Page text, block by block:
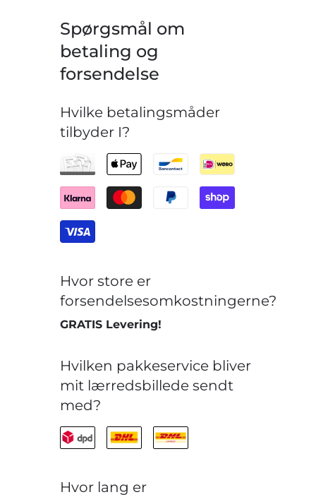
Spørgsmål om
betaling og
forsendelse
Hvilke betalingsmåder
tilbyder I?
Hvor store er
forsendelsesomkostningerne?
GRATIS Levering!
Hvilken pakkeservice bliver
mit lærredsbillede sendt
med?
Hvor lang er